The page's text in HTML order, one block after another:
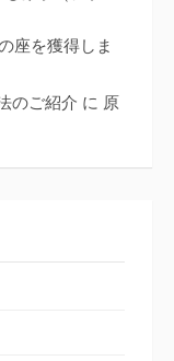
座を獲得しま
のご紹介 に 原